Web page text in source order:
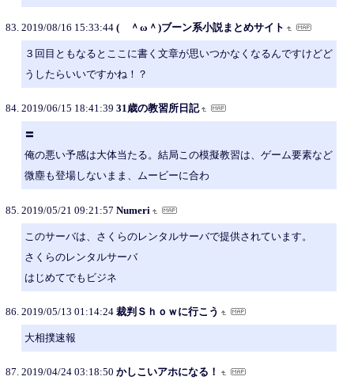
2019/08/16 15:33:44 ( ＾ω＾)ブーン系小説まとめサイト
３回目ともなるとここに書く文章が思いつかなくなるんですけどど
うしたらいいですかね！？
2019/06/15 18:41:39 31歳の教習所日記
〓
俺の悪い予感は大体当たる。結局この模擬教習は、ゲーム要素など
微塵も登場しないまま、ムービーに合わ
2019/05/21 09:21:57 Numeri
このサーバは、さくらのレンタルサーバで提供されています。
さくらのレンタルサーバ
はじめてでもビジネ
2019/05/13 01:14:24 裁判Ｓｈｏｗに行こう
大相撲速報
2019/04/24 03:18:50 かしこいアホになる！